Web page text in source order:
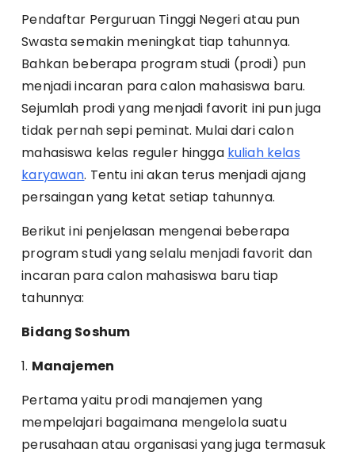
Pendaftar Perguruan Tinggi Negeri atau pun
Swasta semakin meningkat tiap tahunnya.
Bahkan beberapa program studi (prodi) pun
menjadi incaran para calon mahasiswa baru.
Sejumlah prodi yang menjadi favorit ini pun juga
tidak pernah sepi peminat. Mulai dari calon
mahasiswa kelas reguler hingga kuliah kelas
karyawan. Tentu ini akan terus menjadi ajang
persaingan yang ketat setiap tahunnya.
Berikut ini penjelasan mengenai beberapa
program studi yang selalu menjadi favorit dan
incaran para calon mahasiswa baru tiap
tahunnya:
Bidang Soshum
1. Manajemen
Pertama yaitu prodi manajemen yang
mempelajari bagaimana mengelola suatu
perusahaan atau organisasi yang juga termasuk